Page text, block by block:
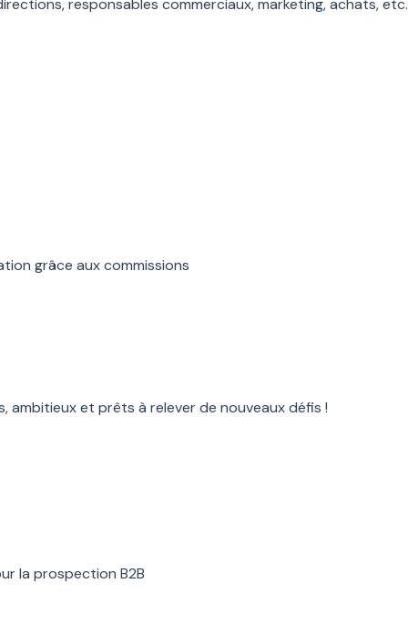
responsables commerciaux, marketing, achats, etc.
grâce aux commissions
et prêts à relever de nouveaux défis !
la prospection B2B